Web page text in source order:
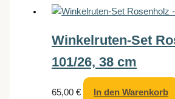
Winkelruten-Set
101/26, 38 cm
65,00€ In den Warenkorb